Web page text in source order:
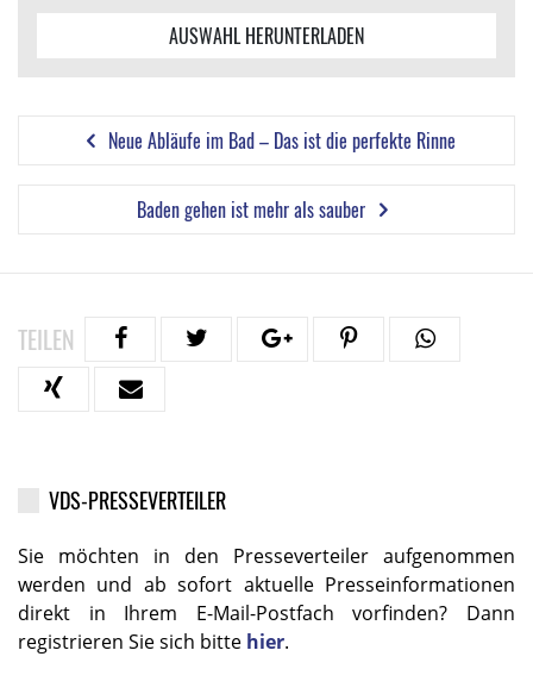
AUSWAHL HERUNTERLADEN
Neue Abläufe im Bad – Das ist die perfekte Rinne
Baden gehen ist mehr als sauber
TEILEN
VDS-PRESSEVERTEILER
Sie möchten in den Presseverteiler aufgenommen
werden und ab sofort aktuelle Presseinformationen
direkt in Ihrem E-Mail-Postfach vorfinden? Dann
registrieren Sie sich bitte hier.